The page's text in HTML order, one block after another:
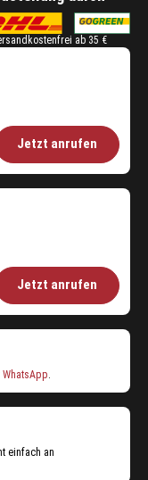
ab 35 €
Jetzt anrufen
Jetzt anrufen
WhatsApp
einfach an